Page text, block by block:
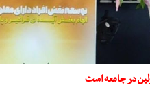
در جامعه است